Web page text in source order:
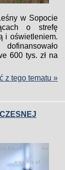
w Sopocie
o strefę
i oświetleniem.
600 tys. zł na
z tego tematu »